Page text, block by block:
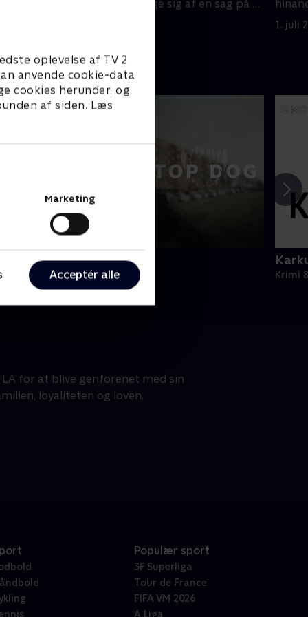
oplevelse af TV 2
anvende cookie-data
cookies herunder, og
af siden. Læs
Marketing
Acceptér alle
skole. Ray skal tage sig af en sag på et
hvad
1. juli
Top Dog
& Spænding • 1 sæsoner Krimi
for at blive genforenet med sin
loyaliteten og loven.
Populær sport
3F Superliga
Tour de France
FIFA VM 2026
A Liga